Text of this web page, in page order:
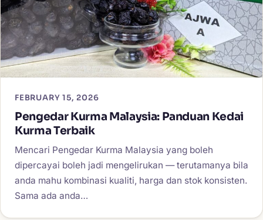
FEBRUARY 15, 2026
Pengedar Kurma Malaysia: Panduan Kedai
Kurma Terbaik
Mencari Pengedar Kurma Malaysia yang boleh
dipercayai boleh jadi mengelirukan — terutamanya bila
anda mahu kombinasi kualiti, harga dan stok konsisten.
Sama ada anda…